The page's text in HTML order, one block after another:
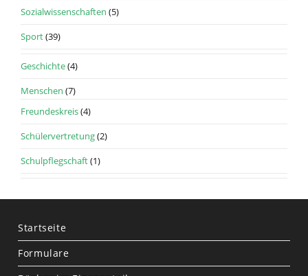
Sozialwissenschaften (5)
Sport(39)
Geschichte(4)
Menschen (7)
Freundeskreis(4)
Schülervertretung(2)
Schulpflegschaft(1)
Startseite
Formulare